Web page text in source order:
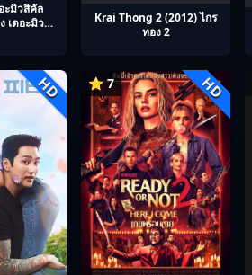
ะมิวสิคัล
เดอะมิวสิคั
Krai Thong 2 (2012) ไกร
ทอง 2
HD ⭐ 7 HD